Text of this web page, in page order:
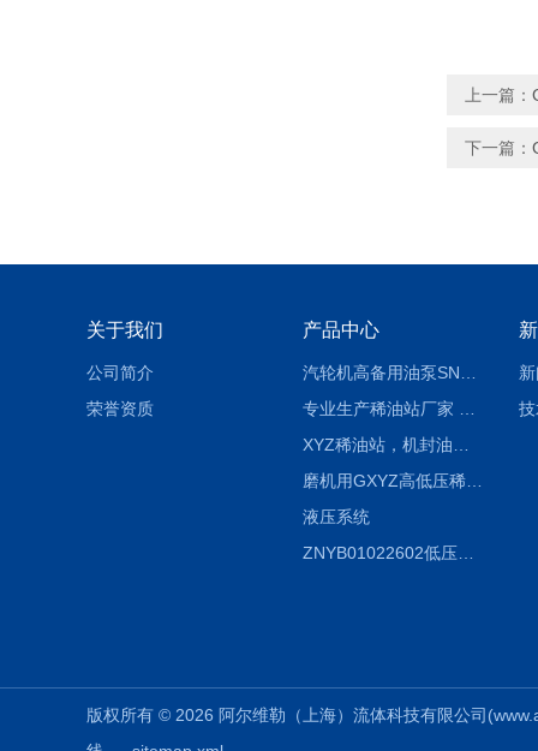
上一篇：
下一篇：
关于我们
公司简介
荣誉资质
产品中心
磨机用GXYZ高低压稀油站，静压油润滑系统
液压系统
ZNYB01022602低压螺杆泵
版权所有 © 2026 阿尔维勒（上海）流体科技有限公司